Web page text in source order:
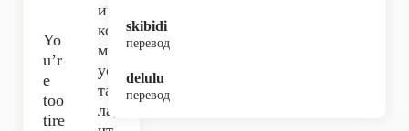
Yo
u’r
e
too
tire
иш
ко
м
ус
та
ла,
skibidi
перевод
delulu
перевод